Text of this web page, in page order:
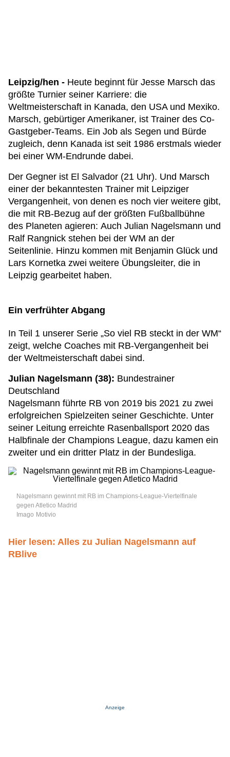
Leipzig/hen - Heute beginnt für Jesse Marsch das
größte Turnier seiner Karriere: die
Weltmeisterschaft in Kanada, den USA und Mexiko.
Marsch, gebürtiger Amerikaner, ist Trainer des Co-
Gastgeber-Teams. Ein Job als Segen und Bürde
zugleich, denn Kanada ist seit 1986 erstmals wieder
bei einer WM-Endrunde dabei.
Der Gegner ist El Salvador (21 Uhr). Und Marsch
einer der bekanntesten Trainer mit Leipziger
Vergangenheit, von denen es noch vier weitere gibt,
die mit RB-Bezug auf der größten Fußballbühne
des Planeten agieren: Auch Julian Nagelsmann und
Ralf Rangnick stehen bei der WM an der
Seitenlinie. Hinzu kommen mit Benjamin Glück und
Lars Kornetka zwei weitere Übungsleiter, die in
Leipzig gearbeitet haben.
Ein verfrühter Abgang
In Teil 1 unserer Serie „So viel RB steckt in der WM“
zeigt, welche Coaches mit RB-Vergangenheit bei
der Weltmeisterschaft dabei sind.
Julian Nagelsmann (38): Bundestrainer
Deutschland
Nagelsmann führte RB von 2019 bis 2021 zu zwei
erfolgreichen Spielzeiten seiner Geschichte. Unter
seiner Leitung erreichte Rasenballsport 2020 das
Halbfinale der Champions League, dazu kamen ein
zweiter und ein dritter Platz in der Bundesliga.
Nagelsmann gewinnt mit RB im Champions-League-Viertelfinale
gegen Atletico Madrid
Imago Motivio
Hier lesen: Alles zu Julian Nagelsmann auf
RBlive
Anzeige